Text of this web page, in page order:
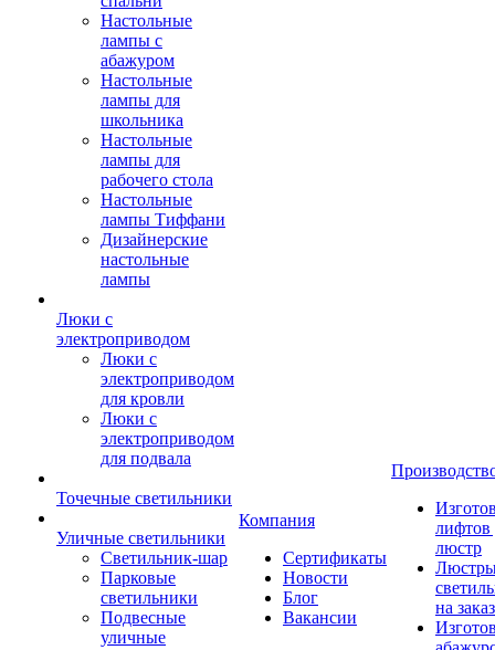
Настольные
лампы с
абажуром
Настольные
лампы для
школьника
Настольные
лампы для
рабочего стола
Настольные
лампы Тиффани
Дизайнерские
настольные
лампы
Люки с
электроприводом
Люки с
электроприводом
для кровли
Люки с
электроприводом
для подвала
Точечные светильники
Уличные светильники
Светильник-шар
Парковые
светильники
Подвесные
уличные
Компания
Сертификаты
Новости
Блог
Вакансии
лифтов
люстр
на заказ